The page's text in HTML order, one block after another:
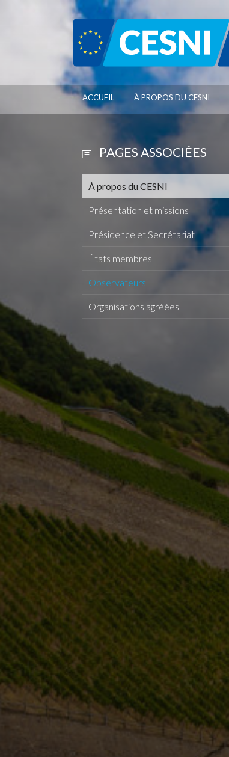
ACCUEIL À PROPOS DU CESNI
PAGES ASSOCIÉES
À propos du CESNI
Présentation et missions
Présidence et Secrétariat
États membres
Observateurs
Organisations agréées
Panneau de gestion des cookies